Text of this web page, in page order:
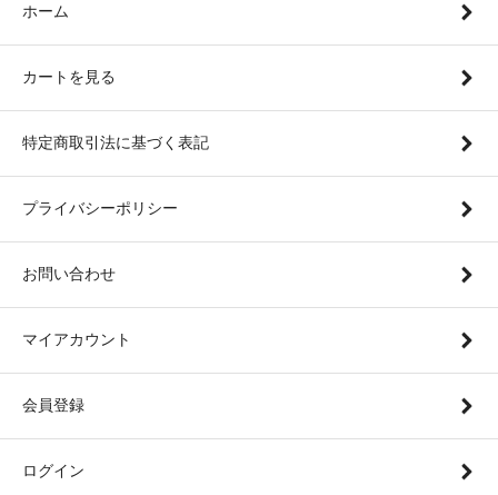
ホーム
カートを見る
特定商取引法に基づく表記
プライバシーポリシー
お問い合わせ
マイアカウント
会員登録
ログイン